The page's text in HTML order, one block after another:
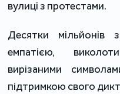
вулиці з протестами.
Десятки мільйонів
емпатією,
вирізаними
підтримкою свого